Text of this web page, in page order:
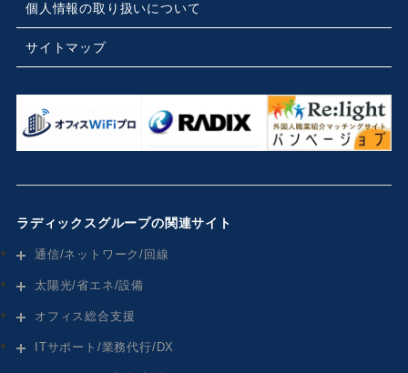
個人情報の取り扱いについて
サイトマップ
ラディックスグループの関連サイト
通信/ネットワーク/回線
太陽光/省エネ/設備
オフィス総合支援
ITサポート/業務代行/DX